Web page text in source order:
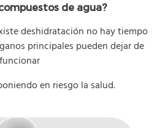
de agua?
deshidratación no hay tiempo
principales pueden dejar de
funcionar
en riesgo la salud.